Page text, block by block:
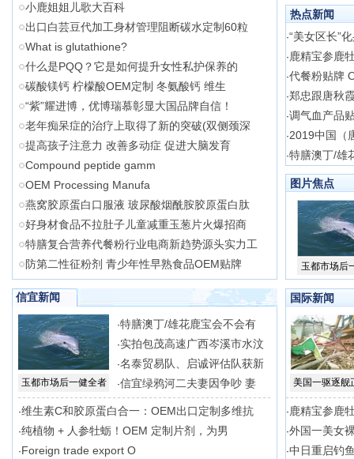
小鹿姐姐儿歌大百科
出口白芸豆代加工身材管理阻断碳水定制60粒
What is glutathione?
什么是PQQ？它是如何提升女性私护保养的
碳酸镁钙 柠檬酸OEM定制 冬氨酸钙 维生
“紫”耀进博，优博瑞慕彰显大国品牌自信！
老年痴呆症的治疗上取得了新的突破(双侧颈深
提高孩子注意力 改善多动症 促进大脑发育
Compound peptide gamm
OEM Processing Manufa
燕窝胶原蛋白口服液 玻尿酸烟酰胺胶原蛋白肽
好身材食品不拉肚子儿童减重玉葱片火爆招商
特膳复合营养代餐粉行业电商新趋势源头实力工
防第二性征粉剂 青少年性早熟食品OEM贴牌
热点新闻
·“美女区长”
· 鹿精宝参鹿
·代餐粉贴牌
·郑忠跟唐秋
·调气血产品
·2019中国（
·特膳澳丁/雄
图片焦点
玉都市场后
信宜新闻
玉都市场后一健全者
·特膳澳丁/雄花鹿宝会不会有
·实拍包茂高速广西岑溪市水汶
·名泰贸易队、启诚评估队获新
·信宜绿鸦河二夫妻因争吵 妻
·维生素C和胶原蛋白合一：OEM出口定制多维抗
·纯植物 + 人参牡蛎！OEM 定制片剂，为男
·Foreign trade export O
国际新闻
美国一驱逐舰
· 鹿精宝参鹿
·外国一美女
·中日重启钓